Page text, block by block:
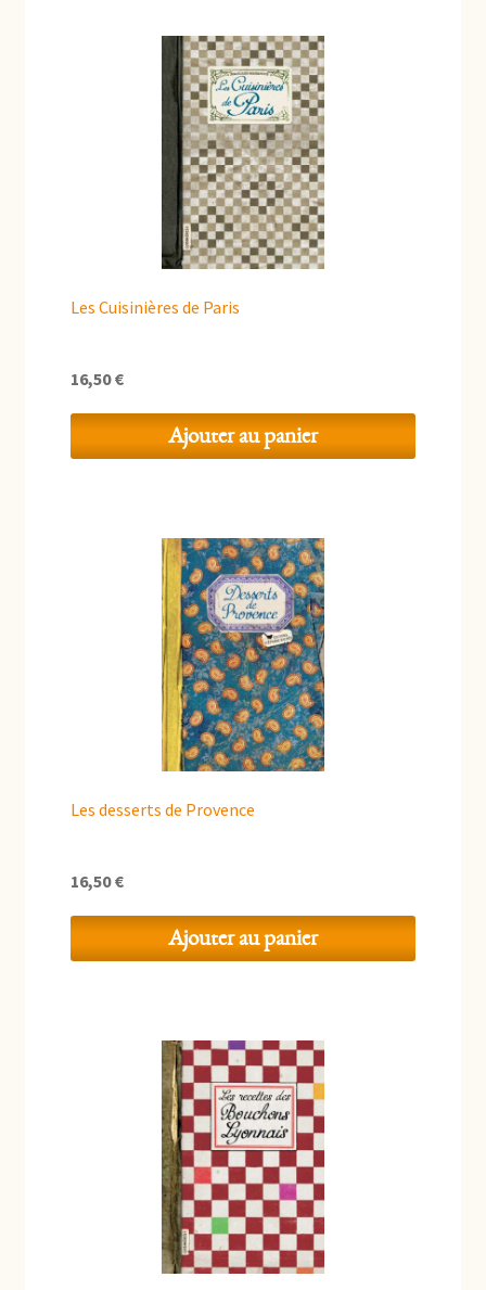
Les Cuisinières de Paris
16,50€
Ajouter au panier
Les desserts de Provence
16,50€
Ajouter au panier